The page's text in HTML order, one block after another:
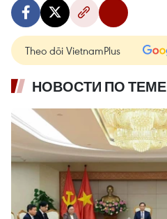
Theo dõi VietnamPlus
НОВОСТИ ПО ТЕМЕ